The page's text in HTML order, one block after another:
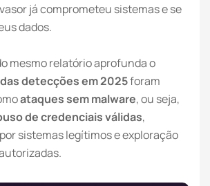
já comprometeu sistemas e se
dados.
mesmo relatório aprofunda o
detecções em 2025foram
ataques sem malware, ou seja,
de credenciais válidas,
sistemas legítimos e exploração